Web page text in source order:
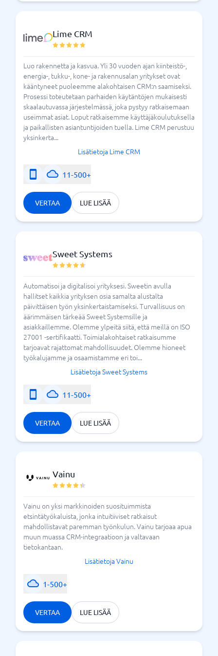
Siksi päätöksentekoon kannattaa ottaa mukaan ne,
useampi työkalu, jota myyjät itse haluavat kokeilla.
Varaa hetki myyntitukijärjestelmien luotettavaan
vertailuun ennen päätöksen tekemistä ja lue
arvostelut. Mitä arvosteluja kukin järjestelmä saa?
Mitä ominaisuuksia tarvitset? **Vertaa ja valitse
myynnin tukijärjestelmiä **Meillä BusinessWithissä.
Täältä löydät työkalut myynnin tukijärjestelmille
Lime CRM
Luo rakennetta ja kasvua. Yli 30 vuoden ajan kiinteistö-,
energia-, tukku-, kone- ja rakennusalan yritykset ovat
kääntyneet puoleemme alakohtaisen CRM:n saamiseksi.
Prosessi toteutetaan parhaiden käytäntöjen mukaisesti
skaalautuvassa järjestelmässä, joka pystyy ratkaisemaan
useimmat asiat. Loput ratkaisemme käyttäjäkoulutuksella
ja paikallisten asiantuntijoiden tuella. Lime CRM perustuu
yksinkerta...
Lisätietoja Lime CRM
11-500+
VERTAA LUE LISÄÄ
Sweet Systems
Automatisoi ja digitalisoi yrityksesi. Sweetin avulla
hallitset kaikkia yrityksen osia samalta alustalta
päivittäisen työn yksinkertaistamiseksi. Turvallisuus on
äärimmäisen tärkeää Sweet Systemsille ja
asiakkaillemme. Olemme ylpeitä siitä, että meillä on ISO
27001 -sertifikaatti. Toimialakohtaiset ratkaisumme
tarjoavat rajattomat mahdollisuudet. Olemme hioneet
työkalujamme ja osaamistamme eri toi...
Lisätietoja Sweet Systems
11-500+
VERTAA LUE LISÄÄ
Vainu
Vainu on yksi markkinoiden suosituimmista
etsintätyökaluista, jonka intuitiiviset ratkaisut
mahdollistavat paremman työnkulun. Vainu tarjoaa apua
muun muassa CRM-integraatioon ja valtavaan
tietokantaan.
Lisätietoja Vainu
1-500+
VERTAA LUE LISÄÄ